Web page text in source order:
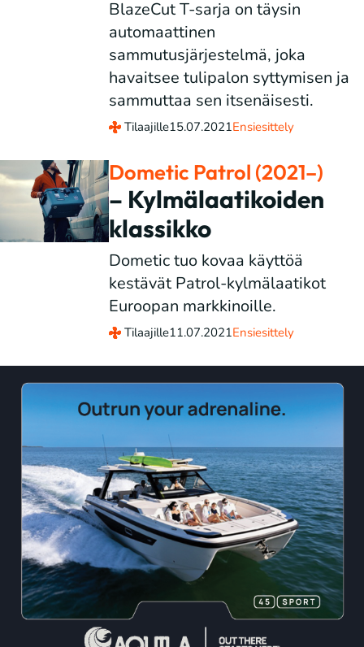
BlazeCut T-sarja on täysin
automaattinen
sammutusjärjestelmä, joka
havaitsee tulipalon syttymisen ja
sammuttaa sen itsenäisesti.
Tilaajille15.07.2021Ensiesittely
Dometic Patrol (2021–)
– Kylmälaatikoiden
klassikko
Dometic tuo kovaa käyttöä
kestävät Patrol-kylmälaatikot
Euroopan markkinoille.
Tilaajille11.07.2021Ensiesittely